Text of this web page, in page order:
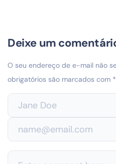
Deixe um
O seu endereço de e-mail não
obrigatórios são marcados com *